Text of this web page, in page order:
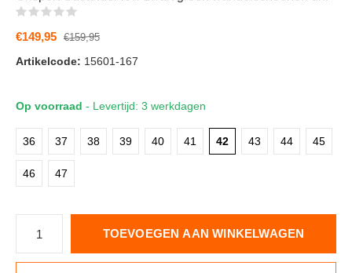
€149,95 €159,95
Artikelcode: 15601-167
Op voorraad - Levertijd: 3 werkdagen
36 37 38 39 40 41 42 43 44 45
46 47
TOEVOEGEN AAN WINKELWAGEN